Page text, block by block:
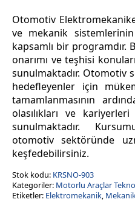
Otomotiv
ve mekanik
kapsamlı bir programdır.
onarımı ve teşhisi
sunulmaktadır. Otomotiv
hedefleyenler için
tamamlanmasının
olasılıkları ve
sunulmaktadır.
otomotiv sektöründe
keşfedebilirsiniz.
Stok kodu: KRSNO-903
Kategoriler: Motorlu Araçlar
Etiketler: Elektromekanik,